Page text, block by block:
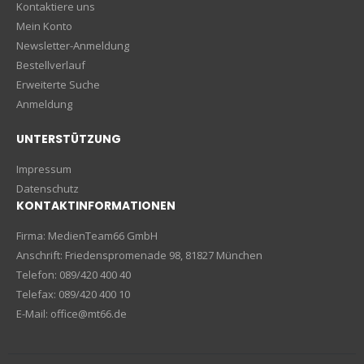
Kontaktiere uns
Mein Konto
Newsletter-Anmeldung
Bestellverlauf
Erweiterte Suche
Anmeldung
UNTERSTÜTZUNG
Impressum
Datenschutz
KONTAKTINFORMATIONEN
Firma: MedienTeam66 GmbH
Anschrift: Friedenspromenade 98, 81827 München
Telefon: 089/420 400 40
Telefax: 089/420 400 10
E-Mail: office@mt66.de